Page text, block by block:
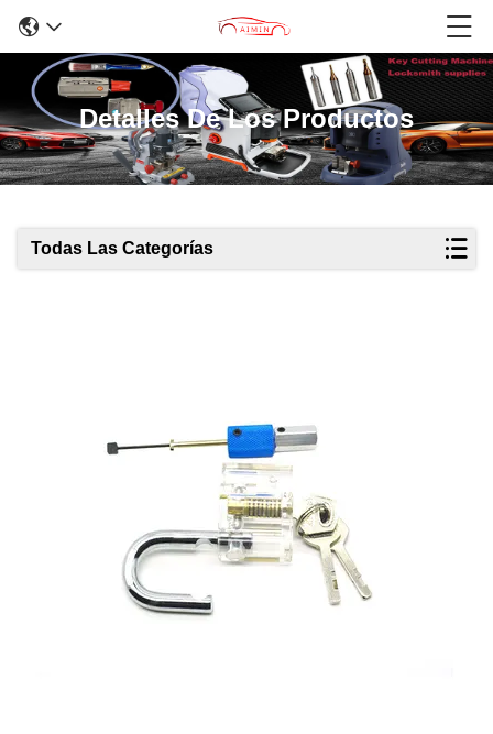
Detalles De Los Productos
Todas Las Categorías